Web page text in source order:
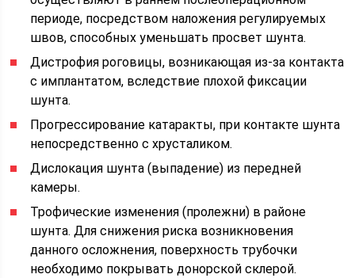
периоде, посредством наложения регулируемых
швов, способных уменьшать просвет шунта.
Дистрофия роговицы, возникающая из-за контакта
с имплантатом, вследствие плохой фиксации
шунта.
Прогрессирование катаракты, при контакте шунта
непосредственно с хрусталиком.
Дислокация шунта (выпадение) из передней
камеры.
Трофические изменения (пролежни) в районе
шунта. Для снижения риска возникновения
данного осложнения, поверхность трубочки
необходимо покрывать донорской склерой.